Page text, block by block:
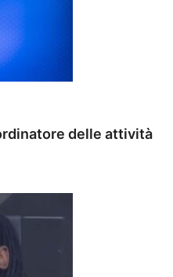
delle attività